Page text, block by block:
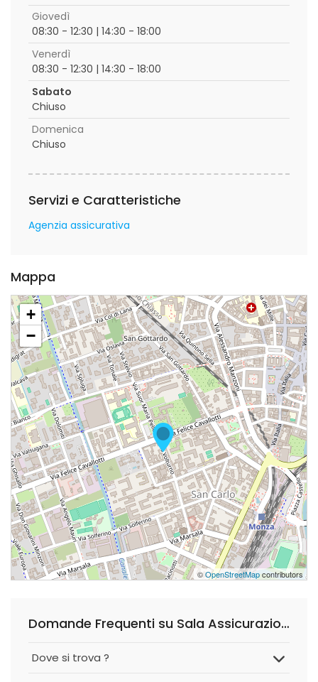
Giovedì
08:30 - 12:30 | 14:30 - 18:00
Venerdì
08:30 - 12:30 | 14:30 - 18:00
Sabato
Chiuso
Domenica
Chiuso
Servizi e Caratteristiche
Agenzia assicurativa
Mappa
+
−
©OpenStreetMapcontributors
Domande Frequenti su Sala Assicurazioni S.r.l.
Dove si trova ?